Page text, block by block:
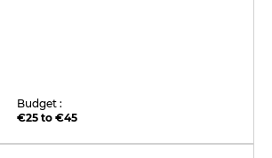
Budget :
€25 to €45